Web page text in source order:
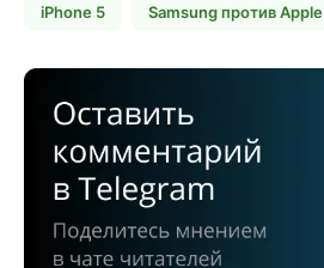
iPhone 5 Samsung против Apple